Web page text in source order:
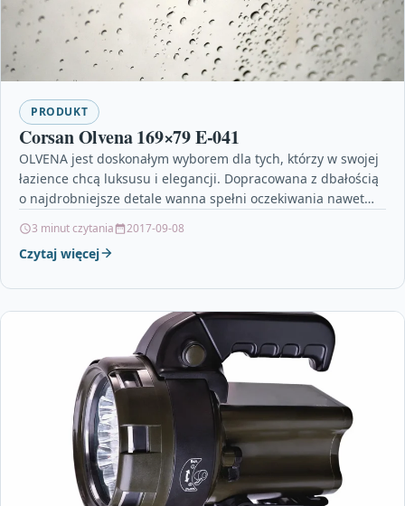
PRODUKT
Corsan Olvena 169×79 E-041
OLVENA jest doskonałym wyborem dla tych, którzy w swojej
łazience chcą luksusu i elegancji. Dopracowana z dbałością
o najdrobniejsze detale wanna spełni oczekiwania nawet…
3 minut czytania 2017-09-08
Czytaj więcej